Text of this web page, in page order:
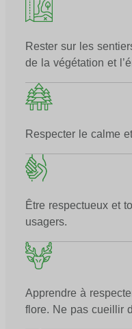
Rester sur les
de la végétation et
Respecter le calme
Être respectueux et
usagers.
Apprendre à
flore. Ne pas cueillir